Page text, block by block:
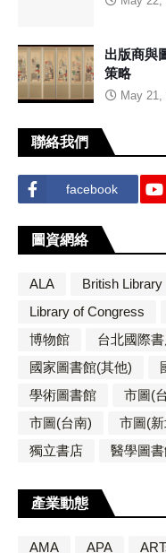
出版商與
策略
May 21,
聯絡我們
facebook
圖資網絡
ALA British Library
Library of Congress
博物館
台北國際
國家圖書館(其他)
學術圖書館
市圖(
市圖(台南)
市圖(
獨立書店
醫學圖
產業動態
AMA APA